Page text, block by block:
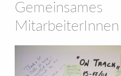
Gemeinsames
MitarbeiterInnen